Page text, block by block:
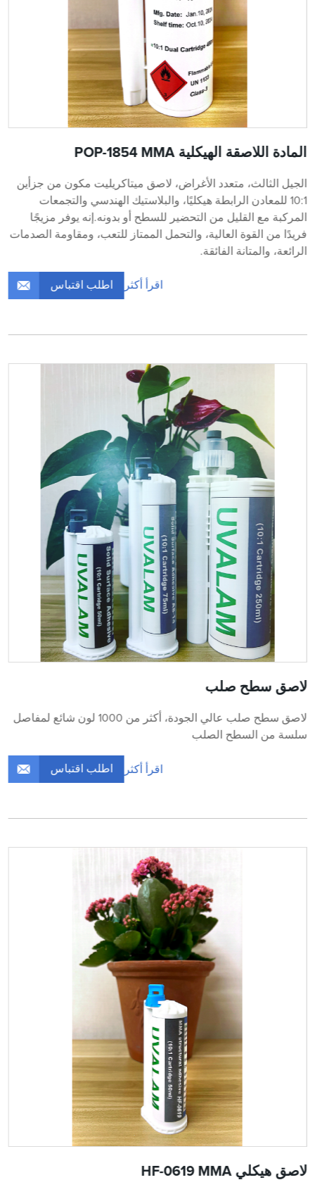
المادة اللاصقة الهيكلية POP-1854 MMA
الجيل الثالث، متعدد الأغراض، لاصق ميتاكريليت مكون من جزأين
10:1 للمعادن الرابطة هيكليًا، والبلاستيك الهندسي والتجمعات
المركبة مع القليل من التحضير للسطح أو بدونه.إنه يوفر مزيجًا
فريدًا من القوة العالية، والتحمل الممتاز للتعب، ومقاومة الصدمات
الرائعة، والمتانة الفائقة.
اقرأ أكثر اطلب اقتباس
لاصق سطح صلب
لاصق سطح صلب عالي الجودة، أكثر من 1000 لون شائع لمفاصل
سلسة من السطح الصلب
اقرأ أكثر اطلب اقتباس
لاصق هيكلي HF-0619 MMA